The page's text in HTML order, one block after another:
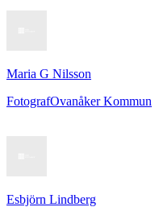
Maria G Nilsson
FotografOvanåker Kommun
Esbjörn Lindberg